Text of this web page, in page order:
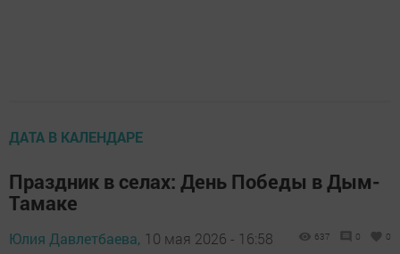
ДАТА В КАЛЕНДАРЕ
Праздник в селах: День Победы в Дым-
Тамаке
Юлия Давлетбаева, 10 мая 2026 - 16:58 637 0 0